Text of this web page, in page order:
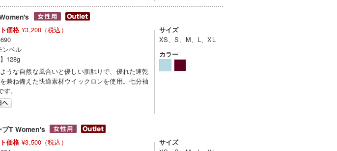
価格 ¥3,200（税込）
ンベル
128g
うな自然な風合いと優しい肌触りで、優れた速乾
兼ね備えた快適素材ウイックロンを使用。七分袖
。
サイズ
XS、S、M、L、XL
カラー
ブT Women's
価格 ¥3,500（税込） サイズ